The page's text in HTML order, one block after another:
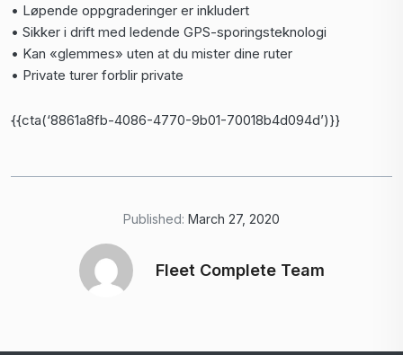
• Løpende oppgraderinger er inkludert
• Sikker i drift med ledende GPS-sporingsteknologi
• Kan «glemmes» uten at du mister dine ruter
• Private turer forblir private
{{cta(‘8861a8fb-4086-4770-9b01-70018b4d094d’)}}
Fleet Complete Team
Published: March 27, 2020